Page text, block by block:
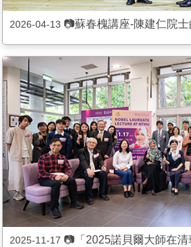
2026-04-13📷蘇春槐講座-陳建仁院
2025-11-17📷「2025諾貝爾大師在